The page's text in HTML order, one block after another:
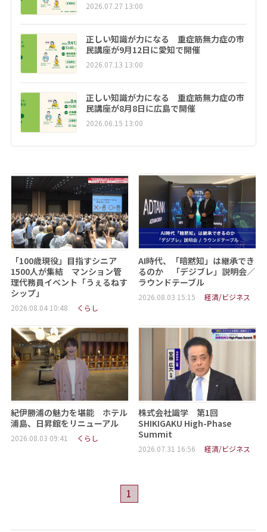
2026.07.27 13:00
正しい知識が力になる 重症筋無力症の市
民講座が9月12日に愛知で開催
2026.07.13 13:00
正しい知識が力になる 重症筋無力症の市
民講座が8月8日に広島で開催
2026.06.15 13:00
「100歳現役」目指すシニア
1500人が集結 マンション管
理代務員イベント「うぇるねす
シップ」
2026.08.04 10:48 くらし
AI時代、「暗黙知」は継承でき
るのか 「デジブレ」説明会／
ラウンドテーブル
2026.08.03 15:15 経済/ビジネス
紀伊勝浦の魅力を堪能 ホテル
浦島、日昇館をリニューアル
2026.08.03 09:41 くらし
株式会社識学 第1回
SHIKIGAKU High-Phase
Summit
2026.07.31 16:56 経済/ビジネス
1